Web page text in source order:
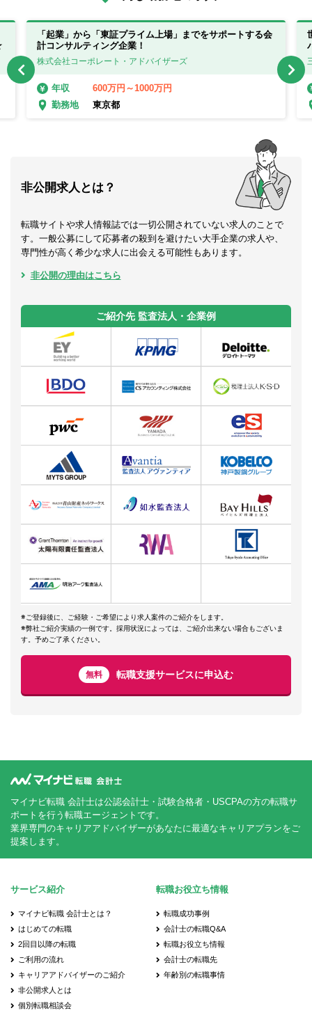
「起業」から「東証プライム上場」までをサポートする会
計コンサルティング企業！
株式会社コーポレート・アドバイザーズ
年収
600万円～1000万円
勤務地
東京都
非公開求人とは？
転職サイトや求人情報誌では一切公開されていない求人のことで
す。一般公募にして応募者の殺到を避けたい大手企業の求人や、
専門性が高く希少な求人に出会える可能性もあります。
非公開の理由はこちら
ご紹介先 監査法人・企業例
※ご登録後に、ご経験・ご希望により求人案件のご紹介をします。
※弊社ご紹介実績の一例です。採用状況によっては、ご紹介出来ない場合もございま
す。予めご了承ください。
無料 転職支援サービスに申込む
マイナビ転職 会計士は公認会計士・試験合格者・USCPAの方の転職サ
ポートを行う転職エージェントです。
業界専門のキャリアアドバイザーがあなたに最適なキャリアプランをご
提案します。
サービス紹介
マイナビ転職 会計士とは？
はじめての転職
2回目以降の転職
ご利用の流れ
キャリアアドバイザーのご紹介
非公開求人とは
個別転職相談会
転職お役立ち情報
転職成功事例
会計士の転職Q&A
転職お役立ち情報
会計士の転職先
年齢別の転職事情